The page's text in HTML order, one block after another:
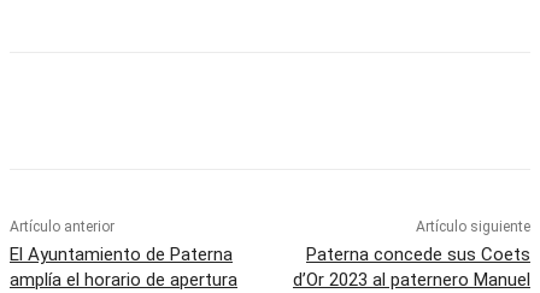
Artículo anterior
El Ayuntamiento de Paterna
amplía el horario de apertura
Artículo siguiente
Paterna concede sus Coets
d’Or 2023 al paternero Manuel